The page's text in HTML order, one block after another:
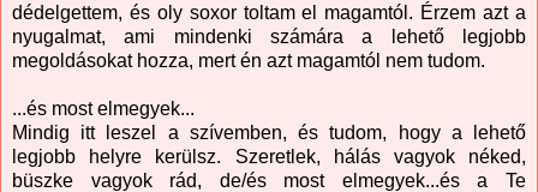
dédelgettem, és oly soxor toltam el magamtól. Érzem azt a
nyugalmat, ami mindenki számára a lehető legjobb
megoldásokat hozza, mert én azt magamtól nem tudom.
...és most elmegyek...
Mindig itt leszel a szívemben, és tudom, hogy a lehető
legjobb helyre kerülsz. Szeretlek, hálás vagyok néked,
büszke vagyok rád, de/és most elmegyek...és a Te